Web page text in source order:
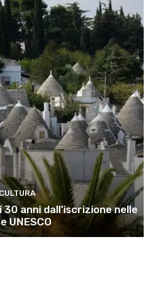
anni dall’iscrizione nelle
UNESCO